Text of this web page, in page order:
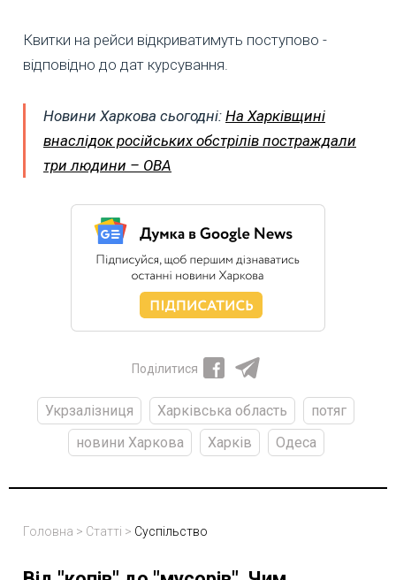
Квитки на рейси відкриватимуть поступово -
відповідно до дат курсування.
Новини Харкова сьогодні: На Харківщині
внаслідок російських обстрілів постраждали
три людини – ОВА
Поділитися
Укрзалізниця Харківська область
потяг
новини Харкова
Харків Одеса
Головна > Статті > Суспільство